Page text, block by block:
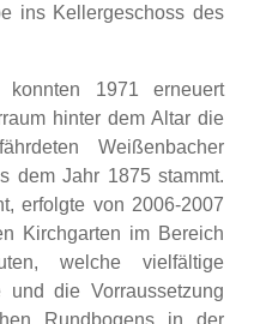
ins Kellergeschoss des
konnten 1971 erneuert
hinter dem Altar die
Weißenbacher
dem Jahr 1875 stammt.
erfolgte von 2006-2007
Kirchgarten im Bereich
welche vielfältige
und die Vorraussetzung